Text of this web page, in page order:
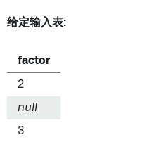
给定输入表:
factor
2
null
3